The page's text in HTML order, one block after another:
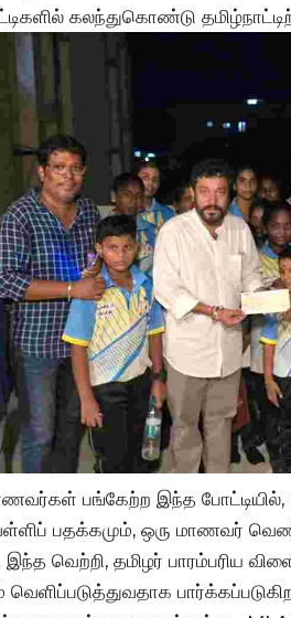
கலந்துகொண்டு
பங்கேற்ற இந்த
பதக்கமும், ஒரு மாணவர்
வெற்றி, தமிழர் பாரம்பரிய